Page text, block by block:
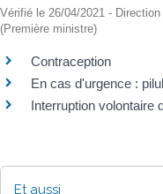
Vérifié le 26/04/2021 -
(Première ministre)
Contraception
En cas d'urgence :
Interruption volontaire
Et aussi